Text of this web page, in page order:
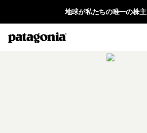
地球が私たちの唯一の株主